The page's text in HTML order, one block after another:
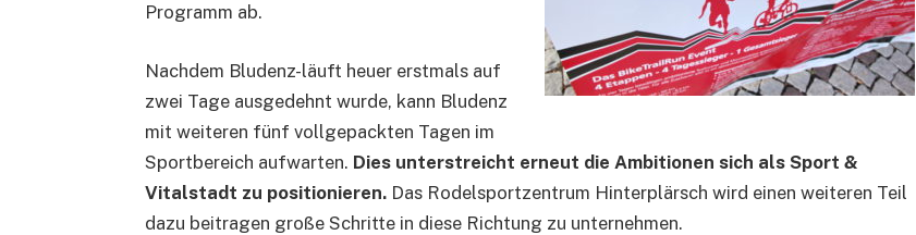
Programm ab.
Nachdem Bludenz-läuft heuer erstmals auf
zwei Tage ausgedehnt wurde, kann Bludenz
mit weiteren fünf vollgepackten Tagen im
Sportbereich aufwarten. Dies unterstreicht erneut die Ambitionen sich als Sport &
Vitalstadt zu positionieren. Das Rodelsportzentrum Hinterplärsch wird einen weiteren Teil
dazu beitragen große Schritte in diese Richtung zu unternehmen.